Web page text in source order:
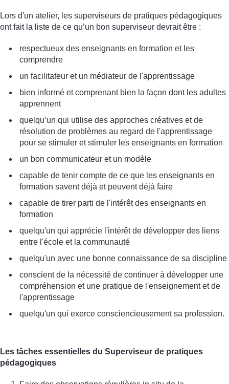
Lors d'un atelier, les superviseurs de pratiques pédagogiques
ont fait la liste de ce qu’un bon superviseur devrait être :
respectueux des enseignants en formation et les
comprendre
un facilitateur et un médiateur de l'apprentissage
bien informé et comprenant bien la façon dont les adultes
apprennent
quelqu’un qui utilise des approches créatives et de
résolution de problèmes au regard de l'apprentissage
pour se stimuler et stimuler les enseignants en formation
un bon communicateur et un modèle
capable de tenir compte de ce que les enseignants en
formation savent déjà et peuvent déjà faire
capable de tirer parti de l'intérêt des enseignants en
formation
quelqu'un qui apprécie l'intérêt de développer des liens
entre l'école et la communauté
quelqu'un avec une bonne connaissance de sa discipline
conscient de la nécessité de continuer à développer une
compréhension et une pratique de l'enseignement et de
l'apprentissage
quelqu'un qui exerce consciencieusement sa profession.
Les tâches essentielles du Superviseur de pratiques
pédagogiques